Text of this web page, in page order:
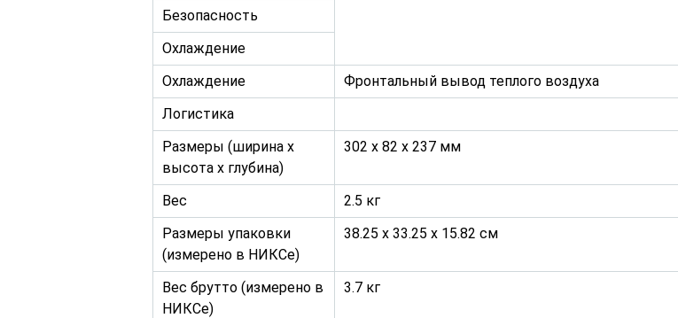
Безопасность
Охлаждение
Охлаждение
Фронтальный вывод теплого воздуха
Логистика
Размеры (ширина x
высота x глубина)
302 x 82 x 237 мм
Вес
2.5 кг
Размеры упаковки
(измерено в НИКСе)
38.25 x 33.25 x 15.82 см
Вес брутто (измерено в
НИКСе)
3.7 кг